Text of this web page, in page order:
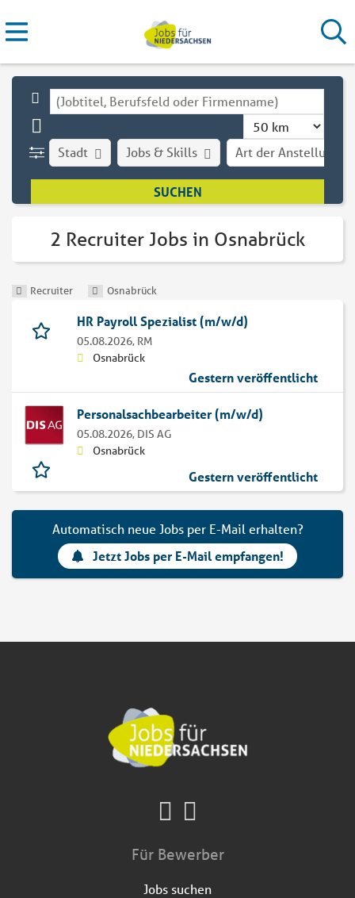
Stadt Art der Anstellung
Jobs & Skills
2 Recruiter Jobs in Osnabrück
Recruiter Osnabrück
HR Payroll Spezialist (m/w/d)
05.08.2026, RM
Osnabrück
Gestern veröffentlicht
Personalsachbearbeiter (m/w/d)
05.08.2026, DIS AG
Osnabrück
Gestern veröffentlicht
Automatisch neue Jobs per E-Mail erhalten?
Jetzt Jobs per E-Mail empfangen!
Für Bewerber
Jobs suchen